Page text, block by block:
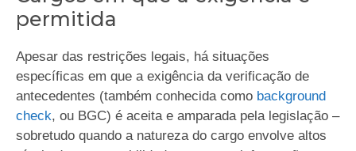
permitida
Apesar das restrições legais, há situações
específicas em que a exigência da verificação de
antecedentes (também conhecida como background
check, ou BGC) é aceita e amparada pela legislação –
sobretudo quando a natureza do cargo envolve altos